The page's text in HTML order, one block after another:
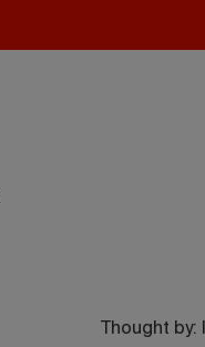
Thought by: